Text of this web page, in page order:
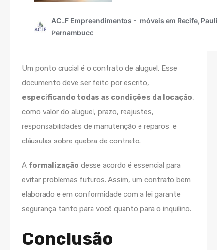
Um ponto crucial é o contrato de aluguel. Esse
documento deve ser feito por escrito,
especificando todas as condições da locação,
como valor do aluguel, prazo, reajustes,
responsabilidades de manutenção e reparos, e
cláusulas sobre quebra de contrato.
A formalização desse acordo é essencial para
evitar problemas futuros. Assim, um contrato bem
elaborado e em conformidade com a lei garante
segurança tanto para você quanto para o inquilino.
Conclusão